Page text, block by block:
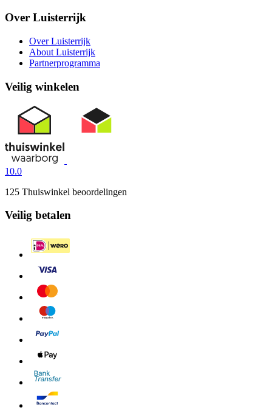
Over Luisterrijk
Over Luisterrijk
About Luisterrijk
Partnerprogramma
Veilig winkelen
10.0
125 Thuiswinkel beoordelingen
Veilig betalen